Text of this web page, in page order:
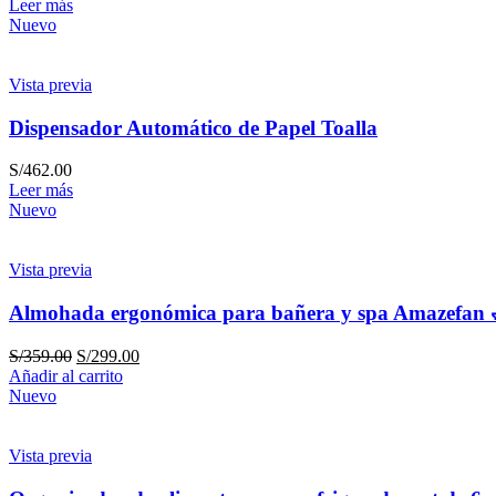
Leer más
Nuevo
Vista previa
Dispensador Automático de Papel Toalla
S/462.00
Leer más
Nuevo
Vista previa
Almohada ergonómica para bañera y spa Amazefan
S/359.00 S/299.00
Añadir al carrito
Nuevo
Vista previa